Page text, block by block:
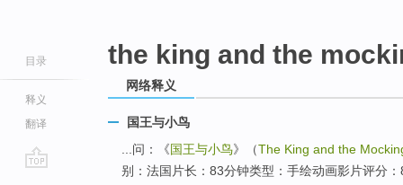
目录
释义
翻译
the king and the
网络释义
国王与小鸟
...问：《国王与小鸟》（The King and the
别：法国片长：83分钟类型：手绘动画影片评分